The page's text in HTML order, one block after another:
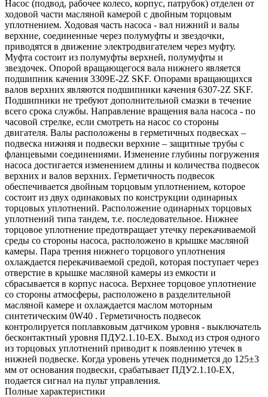
Насос (подвод, рабочее колесо, корпус, патрубок) отделен от
ходовой части масляной камерой с двойным торцовым
уплотнением. Ходовая часть насоса - вал нижний и валы
верхние, соединенные через полумуфты и звездочки,
приводятся в движение электродвигателем через муфту.
Муфта состоит из полумуфты верхней, полумуфты и
звездочек. Опорой вращающегося вала нижнего является
подшипник качения 3309Е-2Z SKF. Опорами вращающихся
валов верхних являются подшипники качения 6307-2Z SKF.
Подшипники не требуют дополнительной смазки в течение
всего срока службы. Направление вращения вала насоса - по
часовой стрелке, если смотреть на насос со стороны
двигателя. Валы расположены в герметичных подвесках –
подвеска нижняя и подвески верхние – защитные трубы с
фланцевыми соединениями. Изменение глубины погружения
насоса достигается изменением длины и количества подвесок
верхних и валов верхних. Герметичность подвесок
обеспечивается двойным торцовым уплотнением, которое
состоит из двух одинаковых по конструкции одинарных
торцовых уплотнений. Расположение одинарных торцовых
уплотнений типа тандем, т.е. последовательное. Нижнее
торцовое уплотнение предотвращает утечку перекачиваемой
среды со стороны насоса, расположено в крышке масляной
камеры. Пара трения нижнего торцового уплотнения
охлаждается перекачиваемой средой, которая поступает через
отверстие в крышке масляной камеры из емкости и
сбрасывается в корпус насоса. Верхнее торцовое уплотнение
со стороны атмосферы, расположено в разделительной
масляной камере и охлаждается маслом моторным
синтетическим 0W40 . Герметичность подвесок
контролируется поплавковым датчиком уровня - выключатель
бесконтактный уровня ПДУ2.1.10-ЕХ. Выход из строя одного
из торцовых уплотнений приводит к появлению утечек в
нижней подвеске. Когда уровень утечек поднимется до 125±3
мм от основания подвески, срабатывает ПДУ2.1.10-ЕХ,
подается сигнал на пульт управления.
Полные характеристики